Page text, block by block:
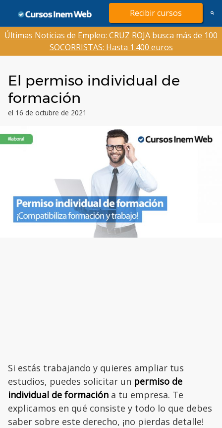
contenido
Recibir cursos
Últimas Noticias de Empleo: CRUZ ROJA busca más de 100
SOCORRISTAS: Hasta 1.400 euros
El permiso individual de
formación
el 16 de octubre de 2021
Si estás trabajando y quieres ampliar tus
estudios, puedes solicitar un permiso de
individual de formación a tu empresa. Te
explicamos en qué consiste y todo lo que debes
saber sobre este derecho, ¡no pierdas detalle!